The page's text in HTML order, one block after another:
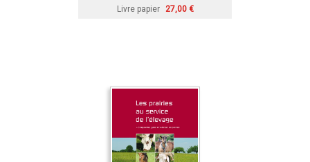
Livre papier 27,00 €